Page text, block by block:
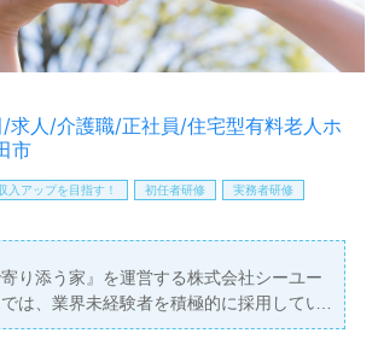
/求人/介護職/正社員/住宅型有料老人ホ
市
入アップを目指す！ 初任者研修 実務者研修
寄り添う家』を運営する株式会社シーユー
は、業界未経験者を積極的に採用してい
、正社員の介護職を対象にしており、月